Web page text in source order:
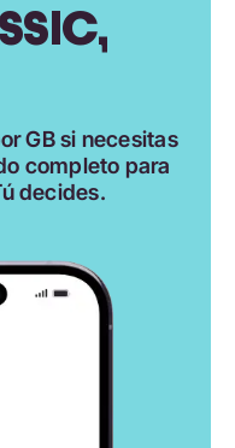
GB si necesitas
completo para
decides.